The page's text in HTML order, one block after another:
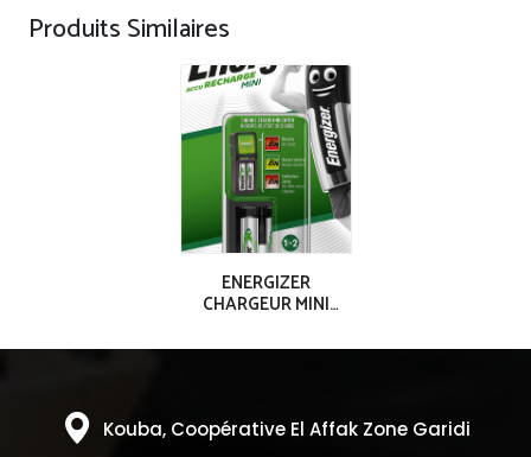
Produits Similaires
ENERGIZER
CHARGEUR MINI
mAh)
Kouba, Coopérative El Affak Zone Garidi